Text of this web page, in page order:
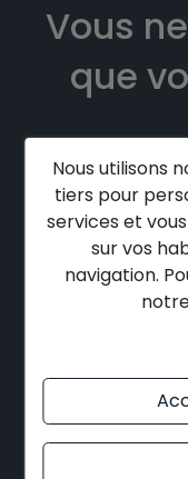
Vous
que
Remplissez
nous ferons
propriétés
besoins.
Nous utilisons
tiers pour
services et
sur vos
navigation.